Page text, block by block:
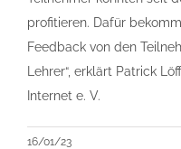
profitieren. Dafür
Feedback von den
Lehrer“, erklärt Patrick
Internet e. V.
16/01/23